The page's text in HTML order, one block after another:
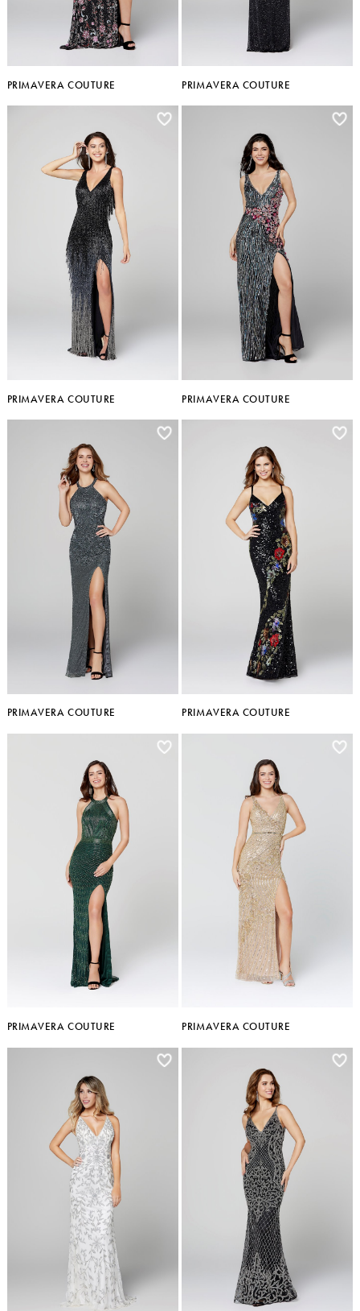
PRIMAVERA COUTURE PRIMAVERA COUTURE
PRIMAVERA COUTURE PRIMAVERA COUTURE
PRIMAVERA COUTURE PRIMAVERA COUTURE
PRIMAVERA COUTURE PRIMAVERA COUTURE